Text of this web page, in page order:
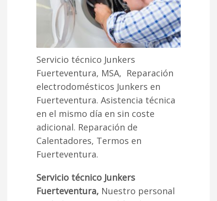
Servicio técnico Junkers
Fuerteventura, MSA, Reparación
electrodomésticos Junkers en
Fuerteventura. Asistencia técnica
en el mismo día en sin coste
adicional. Reparación de
Calentadores, Termos en
Fuerteventura.
Servicio técnico Junkers
Fuerteventura, Nuestro personal